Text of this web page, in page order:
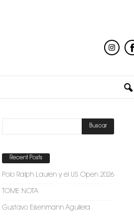
Recent Posts
Polo Ralph Lauren y el US Open 2026
TOME NOTA
Gustavo Eisenmann Aguilera